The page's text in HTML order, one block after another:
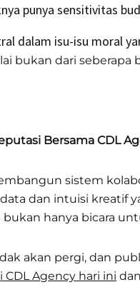
punya sensitivitas
dalam isu-isu moral
bukan dari seberapa
Bersama CDL
sistem
dan intuisi kreatif
hanya bicara
akan pergi, dan
Agency hari ini